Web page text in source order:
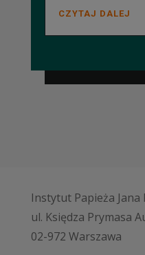
CZYTAJ DALEJ
Instytut Papieża Jana
ul. Księdza Prymasa
02-972 Warszawa